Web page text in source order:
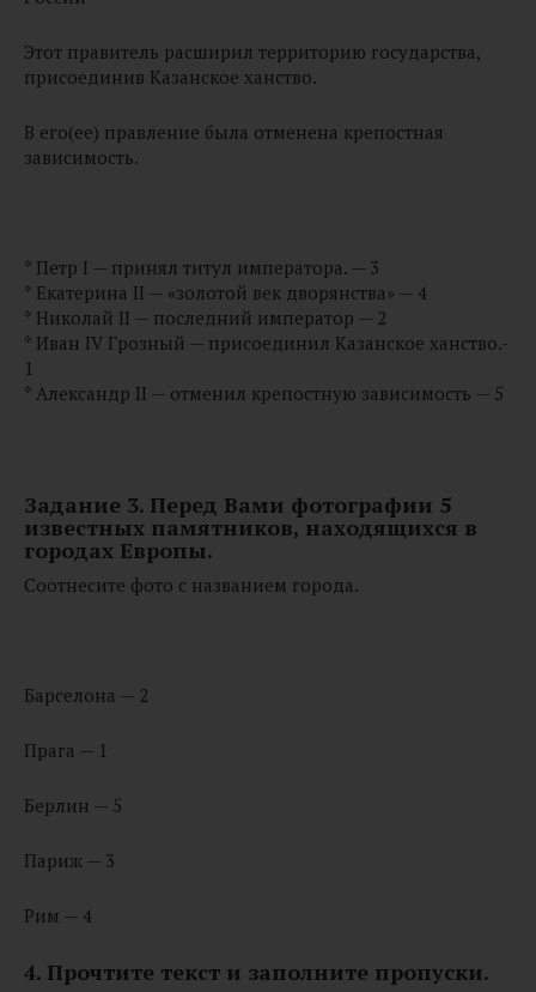
Этот правитель расширил территорию государства,
присоединив Казанское ханство.
В его(ее) правление была отменена крепостная
зависимость.
* Петр I — принял титул императора. — 3
* Екатерина II — «золотой век дворянства» — 4
* Николай II — последний император — 2
* Иван IV Грозный — присоединил Казанское ханство.-
1
* Александр II — отменил крепостную зависимость — 5
Задание 3. Перед Вами фотографии 5
известных памятников, находящихся в
городах Европы.
Соотнесите фото с названием города.
Барселона — 2
Прага — 1
Берлин — 5
Париж — 3
Рим — 4
4. Прочтите текст и заполните пропуски.